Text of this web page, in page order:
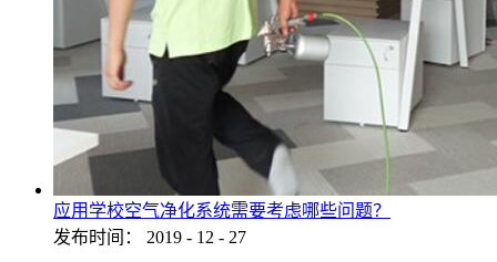
应用学校空气净化系统需要考虑哪些问题？
发布时间：
2019 - 12 - 27